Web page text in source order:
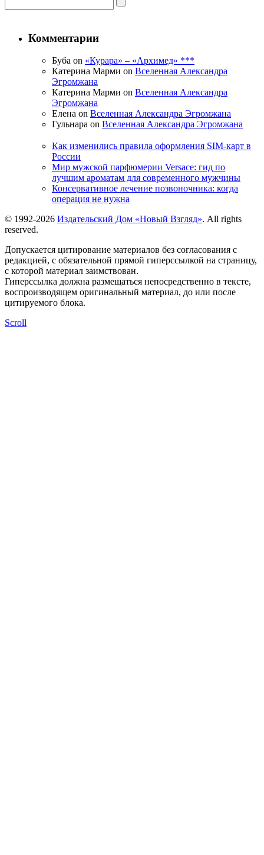
Комментарии
Буба on «Курара» – «Архимед» ***
Катерина Марми on Вселенная Александра
Эгромжана
Катерина Марми on Вселенная Александра
Эгромжана
Елена on Вселенная Александра Эгромжана
Гульнара on Вселенная Александра Эгромжана
Как изменились правила оформления SIM-карт в
России
Мир мужской парфюмерии Versace: гид по
лучшим ароматам для современного мужчины
Консервативное лечение позвоночника: когда
операция не нужна
© 1992-2026 Издательский Дом «Новый Взгляд». All rights
reserved.
Допускается цитирование материалов без согласования с
редакцией, с обязательной прямой гиперссылкой на страницу,
с которой материал заимствован.
Гиперссылка должна размещаться непосредственно в тексте,
воспроизводящем оригинальный материал, до или после
цитируемого блока.
Scroll